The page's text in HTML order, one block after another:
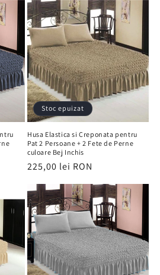
Stoc epuizat
Husa Elastica si Creponata pentru
Pat 2 Persoane + 2 Fete de Perne
culoare Bej Inchis
Preț
225,00 lei RON